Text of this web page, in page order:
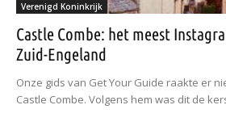
Verenigd Koninkrijk
Castle Combe: het meest
Zuid-Engeland
Onze gids van Get Your Guide raakte er
Castle Combe. Volgens hem was dit de